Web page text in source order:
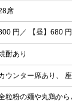
席
円／ 【昼】680
酎あり
ウンター席あり、
粒粉の麺や丸鶏か